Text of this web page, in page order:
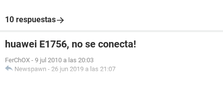
10 respuestas
huawei E1756, no se conecta!
FerChOX - 9 jul 2010 a las 20:03
Newspawn - 26 jun 2019 a las 21:07